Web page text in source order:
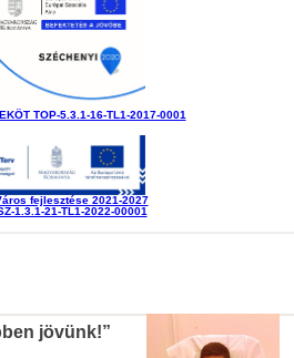
TOP-5.3.1-16-TL1-2017-0001
fejlesztése 2021-2027
1.3.1-21-TL1-2022-00001
jövünk!”